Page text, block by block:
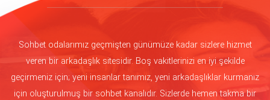
Sohbet odalarımız geçmişten günümüze kadar sizlere hizmet
veren bir arkadaşlık sitesidir. Boş vakitlerinizi en iyi şekilde
geçirmeniz için; yeni insanlar tanımız, yeni arkadaşlıklar kurmanız
için oluşturulmuş bir sohbet kanalıdır. Sizlerde hemen takma bir